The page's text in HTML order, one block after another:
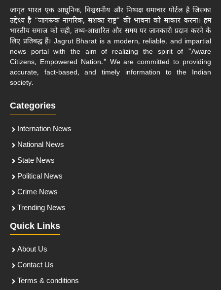
जागृत भारत एक आधुनिक, विश्वसनीय और निष्पक्ष समाचार पोर्टल है जिसका
उद्देश्य है “जागरूक नागरिक, सशक्त राष्ट्र” की भावना को साकार करना। हम
भारतीय समाज को सही, तथ्य-आधारित और समय पर जानकारी प्रदान करने के
लिए प्रतिबद्ध हैं। Jagrut Bharat is a modern, reliable, and impartial
news portal with the aim of realizing the spirit of "Aware
Citizens, Empowered Nation." We are committed to providing
accurate, fact-based, and timely information to the Indian
society.
Categories
Internation News
National News
State News
Political News
Crime News
Trending News
Quick Links
About Us
Contact Us
Terms & conditions